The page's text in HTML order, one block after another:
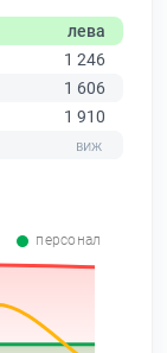
лева
1 246
1 606
1 910
персонал